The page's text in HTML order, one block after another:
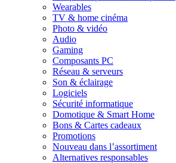
Wearables
TV & home cinéma
Photo & vidéo
Audio
Gaming
Composants PC
Réseau & serveurs
Son & éclairage
Logiciels
Sécurité informatique
Domotique & Smart Home
Bons & Cartes cadeaux
Promotions
Nouveau dans l’assortiment
Alternatives responsables